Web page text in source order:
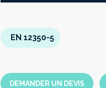
EN 12350-5
DEMANDER UN DEVIS